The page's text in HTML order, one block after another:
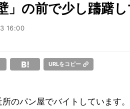
」の前で少し躊躇
16:00
URLをコピー
のパン屋でバイトしています